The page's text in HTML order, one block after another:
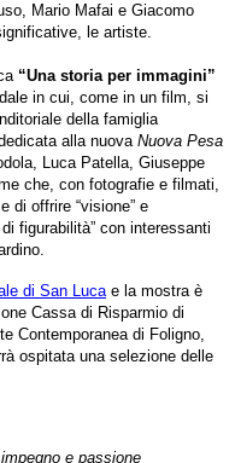
Mario Mafai e Giacomo
le artiste.
“Una storia per immagini”
in cui, come in un film, si
della famiglia
alla nuova Nuova Pesa
Luca Patella, Giuseppe
che, con fotografie e filmati,
di offrire “visione” e
figurabilità” con interessanti
di San Lucae la mostra è
Cassa di Risparmio di
Contemporanea di Foligno,
ospitata una selezione delle
e passione